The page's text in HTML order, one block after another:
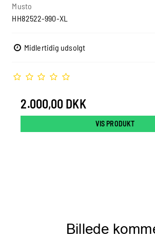
Musto
HH82522-990-XL
Midlertidig udsolgt
2.000,00 DKK
VIS PRODUKT